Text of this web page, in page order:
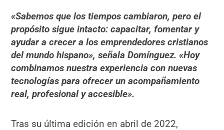
«Sabemos que los tiempos cambiaron, pero el
propósito sigue intacto: capacitar, fomentar y
ayudar a crecer a los emprendedores cristianos
del mundo hispano», señala Domínguez. «Hoy
combinamos nuestra experiencia con nuevas
tecnologías para ofrecer un acompañamiento
real, profesional y accesible».
Tras su última edición en abril de 2022,